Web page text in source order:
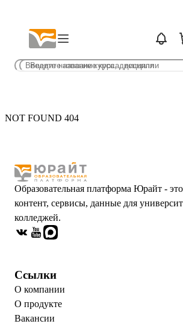
NOT FOUND 404
Образовательная платформа Юрайт -
контент, сервисы, данные для
колледжей.
Ссылки
О компании
О продукте
Вакансии